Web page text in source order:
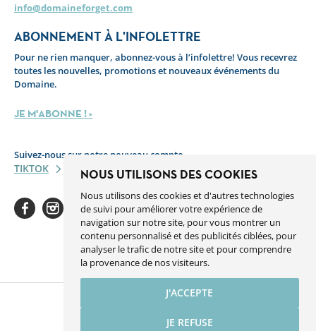
NOUS UTILISONS DES COOKIES
Nous utilisons des cookies et d'autres technologies
de suivi pour améliorer votre expérience de
navigation sur notre site, pour vous montrer un
contenu personnalisé et des publicités ciblées, pour
analyser le trafic de notre site et pour comprendre
la provenance de nos visiteurs.
J'ACCEPTE
JE REFUSE
info@domaineforget.com
ABONNEMENT À L'INFOLETTRE
Pour ne rien manquer, abonnez-vous à l’infolettre! Vous recevrez
toutes les nouvelles, promotions et nouveaux événements du
Domaine.
JE M'ABONNE ! >
Suivez-nous sur notre nouveau compte
TIKTOK
InstagramYoutubeLinkedinSpotify